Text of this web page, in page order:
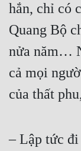
hắn, chỉ có
Quang Bộ
nửa năm…
cả mọi
của thất
– Lập tức